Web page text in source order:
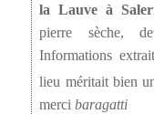
la Lauve à
pierre sèche,
Informations
lieu méritait bien
mercibaragatti